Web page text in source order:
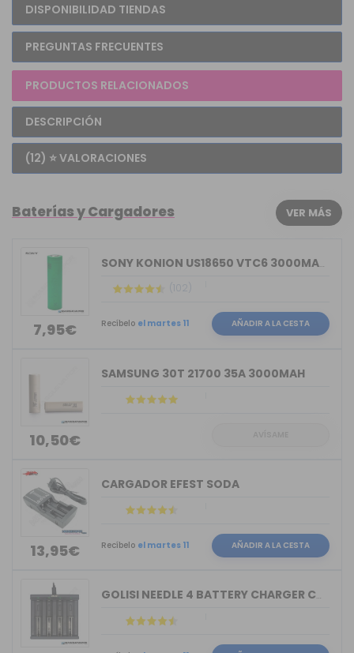
DISPONIBILIDAD TIENDAS
PREGUNTAS FRECUENTES
PRODUCTOS RELACIONADOS
DESCRIPCIÓN
(12) ⭐ VALORACIONES
Baterías y Cargadores VER MÁS
7,95€
SONY KONION US18650 VTC6 3000MAH 15/30A
(102)
Recíbelo el martes 11 AÑADIR A LA CESTA
10,50€
SAMSUNG 30T 21700 35A 3000MAH
13,95€
CARGADOR EFEST SODA
Recíbelo el martes 11 AÑADIR A LA CESTA
GOLISI NEEDLE 4 BATTERY CHARGER COMPACT